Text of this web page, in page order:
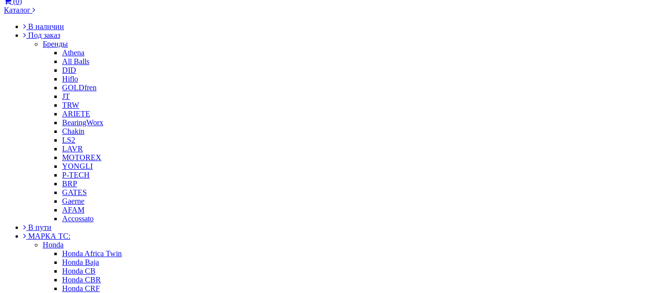
Каталог
В наличии
Под заказ
Бренды
Athena
All Balls
DID
Hiflo
GOLDfren
JT
TRW
ARIETE
BearingWorx
Chakin
LS2
LAVR
MOTOREX
YONGLI
P-TECH
BRP
GATES
Gaerne
AFAM
Accossato
В пути
МАРКА ТС:
Honda
Honda Africa Twin
Honda Baja
Honda CB
Honda CBR
Honda CRF